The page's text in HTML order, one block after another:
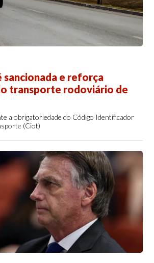
sancionada e reforça
transporte rodoviário de
a obrigatoriedade do Código Identificador
(Ciot)